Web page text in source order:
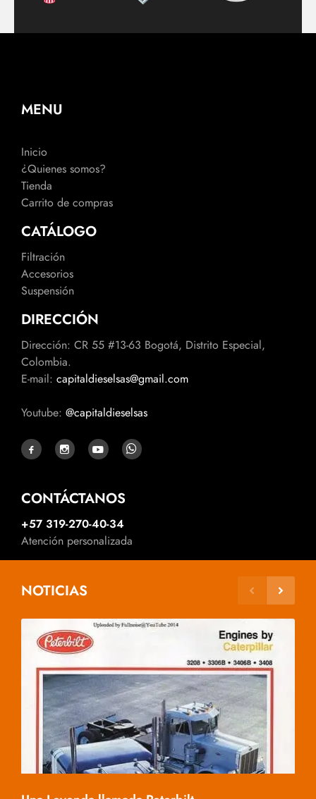
MENU
Inicio
¿Quienes somos?
Tienda
Carrito de compras
CATÁLOGO
Filtración
Accesorios
Suspensión
DIRECCIÓN
Dirección: CR 55 #13-63 Bogotá, Distrito Especial,
Colombia.
E-mail: capitaldieselsas@gmail.com
Youtube: @capitaldieselsas
CONTÁCTANOS
+57 319-270-40-34
Atención personalizada
NOTICIAS